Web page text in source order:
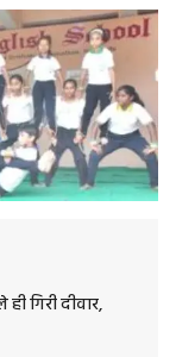
गिरी दीवार,